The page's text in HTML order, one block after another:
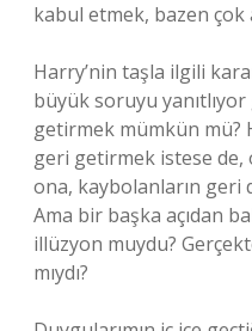
kabul etmek, bazen çok
Harry’nin taşla ilgili
büyük soruyu
getirmek mümkün mü?
geri getirmek istese
ona, kaybolanların geri
Ama bir başka açıdan
illüzyon muydu?
mıydı?